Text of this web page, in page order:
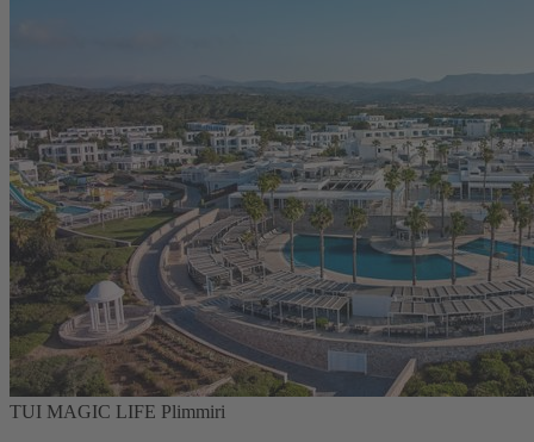
TUI MAGIC LIFE Plimmiri